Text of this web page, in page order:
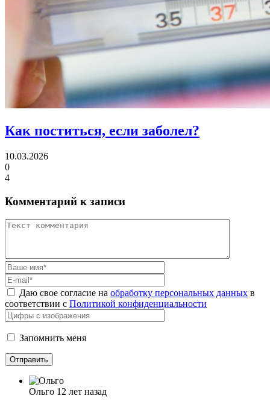
Как поститься, если заболел?
10.03.2026
0
4
Комментарий к записи
Даю свое согласие на обработку персональных данных в
соответствии с Политикой конфиденциальности
Запомнить меня
Ольго 12 лет назад